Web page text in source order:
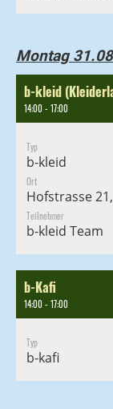
Montag
b-kleid
14:00 - 17:00
Typ
b-kleid
Ort
Hofstrasse
Teilnehmer
b-kleid Team
b-Kafi
14:00 - 17:00
Typ
b-kafi